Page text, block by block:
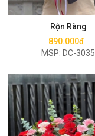
Rộn Ràng
890.000đ
MSP: DC-3035
Mua ngay